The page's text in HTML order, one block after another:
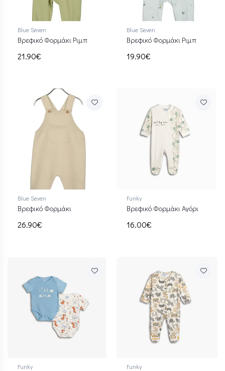
Blue Seven
Βρεφικό Φορμάκι Ριμπ
21.90€
Blue Seven
Βρεφικό Φορμάκι Ριμπ
19.90€
Blue Seven
Βρεφικό Φορμάκι
26.90€
Funky
Βρεφικό Φορμάκι Αγόρι
16.00€
Funky Funky